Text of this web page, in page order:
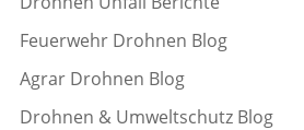
Feuerwehr Drohnen Blog
Agrar Drohnen Blog
Drohnen & Umweltschutz Blog